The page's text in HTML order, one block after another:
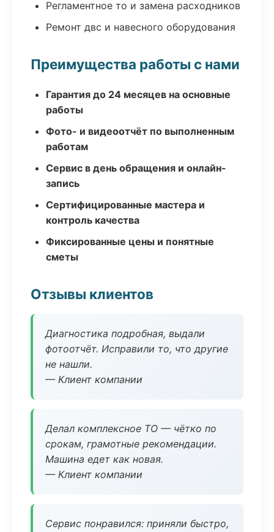
Регламентное то и замена расходников
Ремонт двс и навесного оборудования
Преимущества работы с нами
Гарантия до 24 месяцев на основные
работы
Фото- и видеоотчёт по выполненным
работам
Сервис в день обращения и онлайн-
запись
Сертифицированные мастера и
контроль качества
Фиксированные цены и понятные
сметы
Отзывы клиентов
Диагностика подробная, выдали
фотоотчёт. Исправили то, что другие
не нашли.
— Клиент компании
Делал комплексное ТО — чётко по
срокам, грамотные рекомендации.
Машина едет как новая.
— Клиент компании
Сервис понравился: приняли быстро,